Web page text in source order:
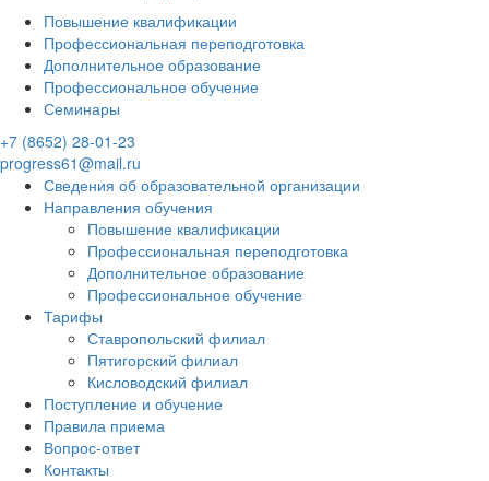
Повышение квалификации
Профессиональная переподготовка
Дополнительное образование
Профессиональное обучение
Семинары
+7 (8652) 28-01-23
progress61@mail.ru
Сведения об образовательной организации
Направления обучения
Повышение квалификации
Профессиональная переподготовка
Дополнительное образование
Профессиональное обучение
Тарифы
Ставропольский филиал
Пятигорский филиал
Кисловодский филиал
Поступление и обучение
Правила приема
Вопрос-ответ
Контакты